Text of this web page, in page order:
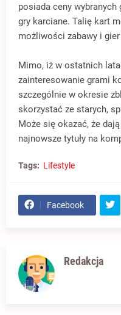
posiada ceny
gry karciane. Talię kart
możliwości zabawy i
Mimo, iż w ostatnich
zainteresowanie grami
szczególnie w okresie
skorzystać ze starych,
Może się okazać, że
najnowsze tytuły na
Tags: Lifestyle
Facebook
Redakcja